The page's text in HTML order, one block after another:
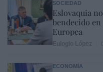
SOCIEDAD
Eslovaquia
bendecido
Europea
ECONOMÍA